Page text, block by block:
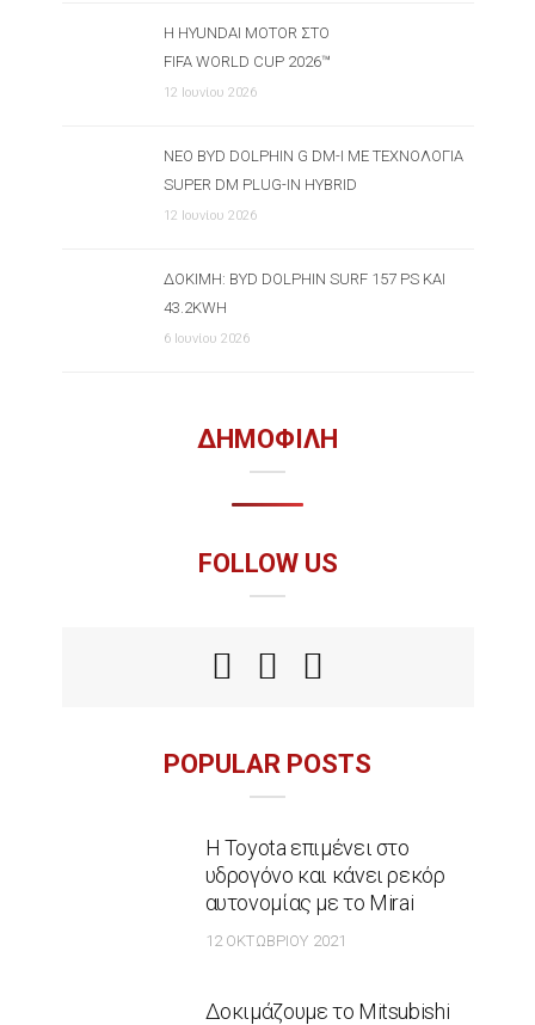
Η HYUNDAI MOTOR ΣΤΟ
FIFA WORLD CUP 2026™
12 Ιουνίου 2026
ΝΈΟ BYD DOLPHIN G DM-I ΜΕ ΤΕΧΝΟΛΟΓΊΑ
SUPER DM PLUG-IN HYBRID
12 Ιουνίου 2026
ΔΟΚΙΜΉ: BYD DOLPHIN SURF 157 PS ΚΑΙ
43.2KWH
6 Ιουνίου 2026
ΔΗΜΟΦΙΛΗ
FOLLOW US
POPULAR POSTS
Η Toyota επιμένει στο
υδρογόνο και κάνει ρεκόρ
αυτονομίας με το Mirai
12 ΟΚΤΩΒΡΊΟΥ 2021
Δοκιμάζουμε το Mitsubishi